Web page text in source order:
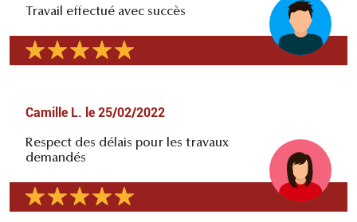
Travail effectué avec succès
Camille L. le 25/02/2022
Respect des délais pour les travaux
demandés